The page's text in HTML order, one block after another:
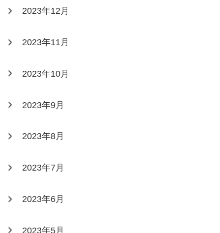
2023年12月
2023年11月
2023年10月
2023年9月
2023年8月
2023年7月
2023年6月
2023年5月